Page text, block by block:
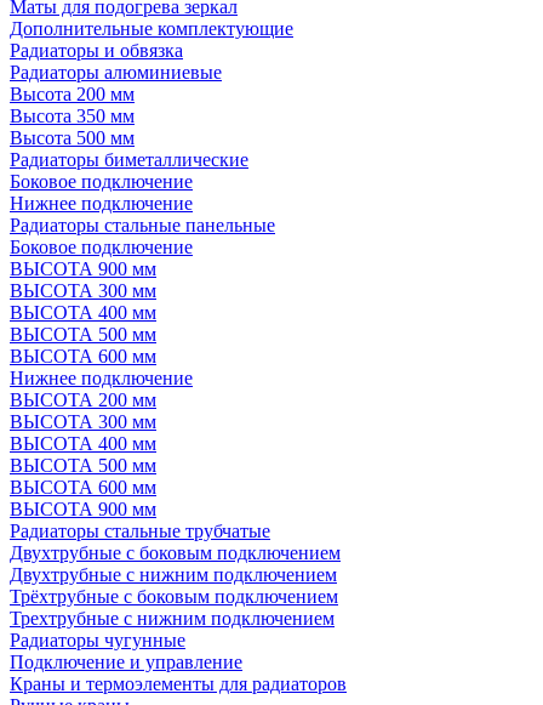
Маты для подогрева зеркал
Дополнительные комплектующие
Радиаторы и обвязка
Радиаторы алюминиевые
Высота 200 мм
Высота 350 мм
Высота 500 мм
Радиаторы биметаллические
Боковое подключение
Нижнее подключение
Радиаторы стальные панельные
Боковое подключение
ВЫСОТА 900 мм
ВЫСОТА 300 мм
ВЫСОТА 400 мм
ВЫСОТА 500 мм
ВЫСОТА 600 мм
Нижнее подключение
ВЫСОТА 200 мм
ВЫСОТА 300 мм
ВЫСОТА 400 мм
ВЫСОТА 500 мм
ВЫСОТА 600 мм
ВЫСОТА 900 мм
Радиаторы стальные трубчатые
Двухтрубные с боковым подключением
Двухтрубные с нижним подключением
Трёхтрубные с боковым подключением
Трехтрубные с нижним подключением
Радиаторы чугунные
Подключение и управление
Краны и термоэлементы для радиаторов